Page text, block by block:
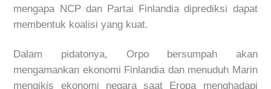
mengapa NCP dan Partai Finlandia diprediksi dapat
membentuk koalisi yang kuat.
Dalam pidatonya, Orpo bersumpah akan
mengamankan ekonomi Finlandia dan menuduh Marin
mengikis ekonomi negara saat Eropa menghadapi